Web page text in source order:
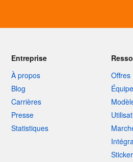
Entreprise
À propos
Blog
Carrières
Presse
Statistiques
Offres